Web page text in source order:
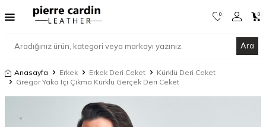
Ara
0 0
Anasayfa Erkek Erkek Deri Ceket
Kürklü Deri Ceket
Gregor Yaka Içi Çikma Kürklü Gerçek Deri Ceket